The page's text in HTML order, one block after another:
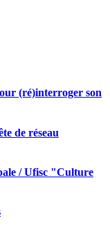
(ré)interroger son
de réseau
/ Ufisc "Culture